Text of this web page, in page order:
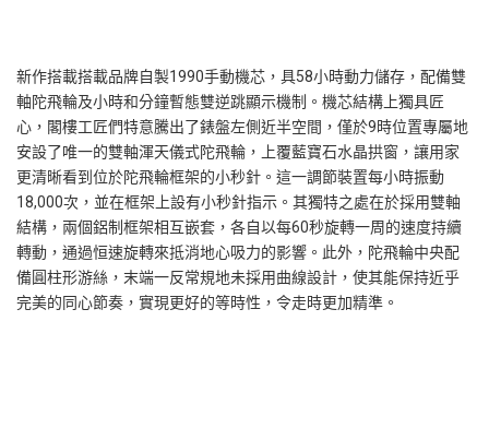
新作搭載搭載品牌自製1990手動機芯，具58小時動力儲存，配備雙
軸陀飛輪及小時和分鐘暫態雙逆跳顯示機制。機芯結構上獨具匠
心，閣樓工匠們特意騰出了錶盤左側近半空間，僅於9時位置專屬地
安設了唯一的雙軸渾天儀式陀飛輪，上覆藍寶石水晶拱窗，讓用家
更清晰看到位於陀飛輪框架的小秒針。這一調節裝置每小時振動
18,000次，並在框架上設有小秒針指示。其獨特之處在於採用雙軸
結構，兩個鋁制框架相互嵌套，各自以每60秒旋轉一周的速度持續
轉動，通過恒速旋轉來抵消地心吸力的影響。此外，陀飛輪中央配
備圓柱形游絲，末端一反常規地未採用曲線設計，使其能保持近乎
完美的同心節奏，實現更好的等時性，令走時更加精準。